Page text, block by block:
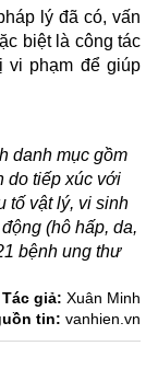
lý đã có, vấn
biệt là công tác
vi phạm để giúp
danh mục gồm
do tiếp xúc với
tố vật lý, vi sinh
(hô hấp, da,
bệnh ung thư
Tác giả: Xuân Minh
tin: vanhien.vn